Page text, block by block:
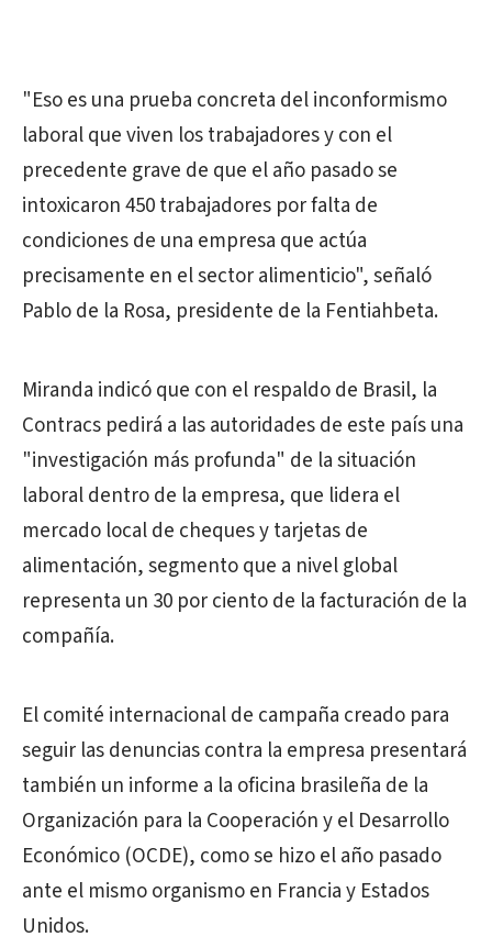
"Eso es una prueba concreta del inconformismo
laboral que viven los trabajadores y con el
precedente grave de que el año pasado se
intoxicaron 450 trabajadores por falta de
condiciones de una empresa que actúa
precisamente en el sector alimenticio", señaló
Pablo de la Rosa, presidente de la Fentiahbeta.
Miranda indicó que con el respaldo de Brasil, la
Contracs pedirá a las autoridades de este país una
"investigación más profunda" de la situación
laboral dentro de la empresa, que lidera el
mercado local de cheques y tarjetas de
alimentación, segmento que a nivel global
representa un 30 por ciento de la facturación de la
compañía.
El comité internacional de campaña creado para
seguir las denuncias contra la empresa presentará
también un informe a la oficina brasileña de la
Organización para la Cooperación y el Desarrollo
Económico (OCDE), como se hizo el año pasado
ante el mismo organismo en Francia y Estados
Unidos.